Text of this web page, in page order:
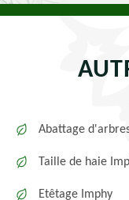
Abattage
Taille de haie
Etêtage Imphy